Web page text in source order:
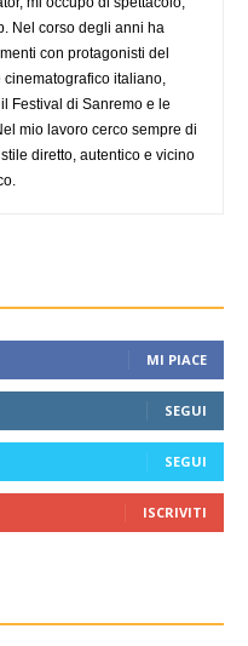
Nel corso degli anni ha
con protagonisti del
italiano,
Festival di Sanremo e le
mio lavoro cerco sempre di
diretto, autentico e vicino
MI PIACE
SEGUI
SEGUI
ISCRIVITI